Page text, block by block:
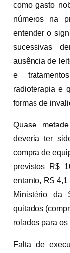
como gasto
números na
entender o
sucessivas
ausência de
e
radioterapia e
formas de
Quase
deveria ter
compra de
previstos R$
entanto, R$
Ministério da
quitados
rolados para
Falta de